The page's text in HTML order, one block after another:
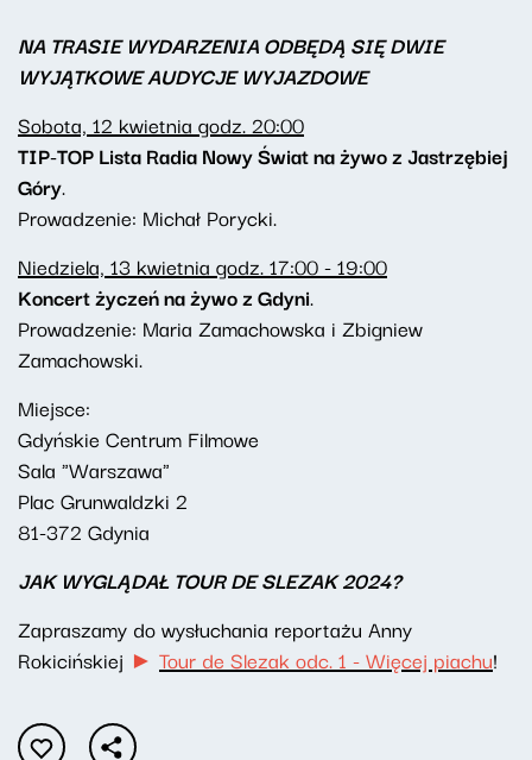
NA TRASIE WYDARZENIA ODBĘDĄ SIĘ DWIE
WYJĄTKOWE AUDYCJE WYJAZDOWE
Sobota, 12 kwietnia godz. 20:00
TIP-TOP Lista Radia Nowy Świat na żywo z Jastrzębiej
Góry.
Prowadzenie: Michał Porycki.
Niedziela, 13 kwietnia godz. 17:00 - 19:00
Koncert życzeń na żywo z Gdyni.
Prowadzenie: Maria Zamachowska i Zbigniew
Zamachowski.
Miejsce:
Gdyńskie Centrum Filmowe
Sala "Warszawa"
Plac Grunwaldzki 2
81-372 Gdynia
JAK WYGLĄDAŁ TOUR DE SLEZAK 2024?
Zapraszamy do wysłuchania reportażu Anny
Rokicińskiej ► Tour de Slezak odc. 1 - Więcej piachu!